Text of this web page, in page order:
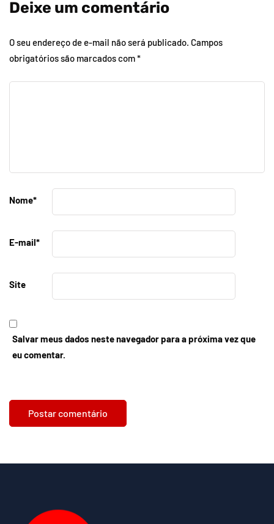
Deixe um comentário
O seu endereço de e-mail não será publicado. Campos
obrigatórios são marcados com*
Nome*
E-mail*
Site
Salvar meus dados neste navegador para a próxima vez que
eu comentar.